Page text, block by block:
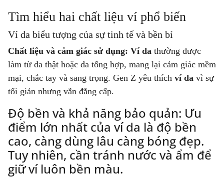
Tìm hiểu hai chất liệu ví phổ biến
Ví da biểu tượng của sự tinh tế và bền bỉ
Chất liệu và cảm giác sử dụng: Ví da thường được
làm từ da thật hoặc da tổng hợp, mang lại cảm giác mềm
mại, chắc tay và sang trọng. Gen Z yêu thích ví da vì sự
tối giản nhưng vẫn đẳng cấp.
Độ bền và khả năng bảo quản: Ưu
điểm lớn nhất của ví da là độ bền
cao, càng dùng lâu càng bóng đẹp.
Tuy nhiên, cần tránh nước và ẩm để
giữ ví luôn bền màu.